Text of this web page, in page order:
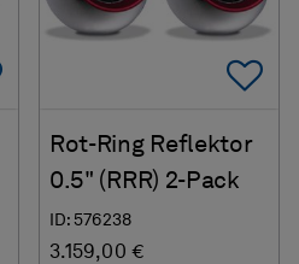
Add To Favorites
Rot-Ring Reflektor
0.5" (RRR) 2-Pack
ID: 576238
3.159,00 €